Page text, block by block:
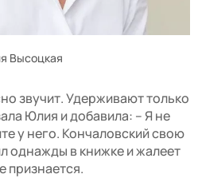
Высоцкая
звучит. Удерживают только
Юлия и добавила: – Я не
у него. Кончаловский свою
однажды в книжке и жалеет
признается.